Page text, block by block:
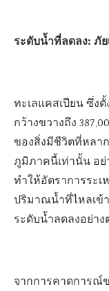
ระดับน้ำที่ลดลง: ภั
ทะเลแคสเปียน ซึ่ง
กว้างขวางถึง
ของสิ่งมีชีวิตที่หลา
ภูมิภาคนี้เท่านั้น อ
ทำให้อัตราการระเ
ปริมาณน้ำที่ไหลเข้
ระดับน้ำลดลงอย่าง
จากการคาดการณ์